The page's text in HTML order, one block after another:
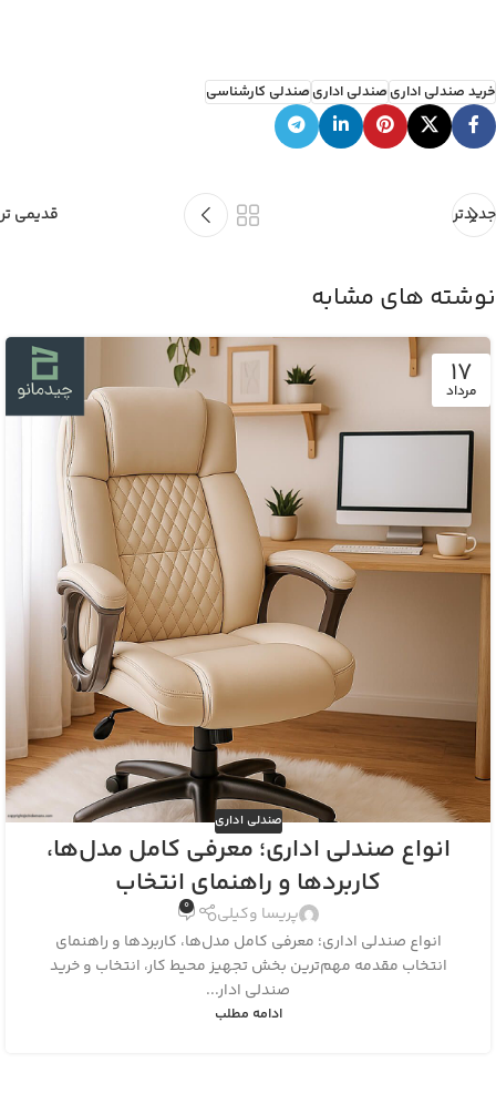
خرید صندلی اداریصندلی اداریصندلی کارشناسی
جدیدتر قدیمی تر
نوشته های مشابه
17
مرداد
صندلی اداری
انواع صندلی اداری؛ معرفی کامل مدل‌ها،
کاربردها و راهنمای انتخاب
پریسا وکیلی 0
انواع صندلی اداری؛ معرفی کامل مدل‌ها، کاربردها و راهنمای
انتخاب مقدمه مهم‌ترین بخش تجهیز محیط کار، انتخاب و خرید
صندلی ادار...
ادامه مطلب